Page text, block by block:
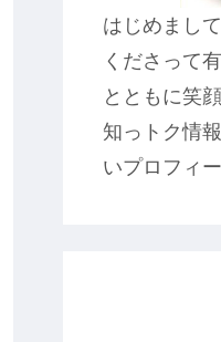
はじめまし
くださって
とともに笑
知っトク情
いプロフィ